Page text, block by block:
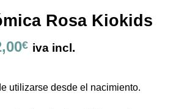
Rosa Kiokids
€El
es:
iva incl.
utilizarse desde el nacimiento.